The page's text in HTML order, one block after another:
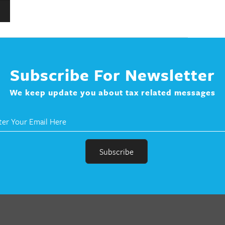
Subscribe For Newsletter
We keep update you about tax related messages